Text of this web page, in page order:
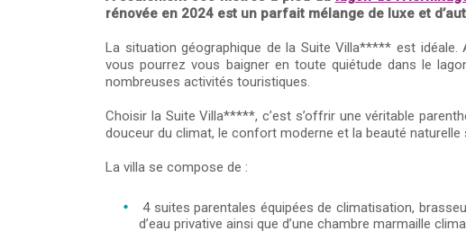
rénovée en 2024 est un parfait mélange de luxe et
La situation géographique de la Suite Villa***** est idéale.
vous pourrez vous baigner en toute quiétude dans le
nombreuses activités touristiques.
Choisir la Suite Villa*****, c’est s’offrir une véritable
douceur du climat, le confort moderne et la beauté
La villa se compose de :
4 suites parentales équipées de climatisation,
d’eau privative ainsi que d’une chambre marmaille